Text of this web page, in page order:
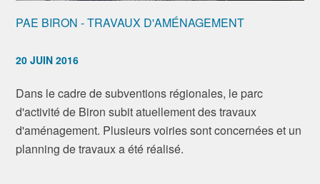
PAE BIRON - TRAVAUX D'AMÉNAGEMENT
20 JUIN 2016
Dans le cadre de subventions régionales, le parc
d'activité de Biron subit atuellement des travaux
d'aménagement. Plusieurs voiries sont concernées et un
planning de travaux a été réalisé.